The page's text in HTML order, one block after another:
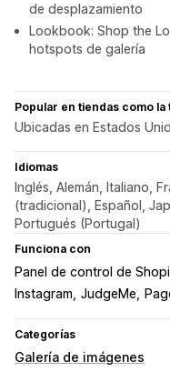
de desplazamiento
Lookbook: Shop the
hotspots de galería
Popular en tiendas como la
Ubicadas en Estados
Idiomas
Inglés, Alemán, Italiano,
(tradicional), Español,
Portugués (Portugal)
Funciona con
Panel de control de
Instagram JudgeMe
Categorías
Galería de imágenes